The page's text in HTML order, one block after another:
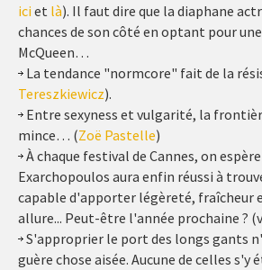
ici et là). Il faut dire que la diaphane
chances de son côté en optant pour
McQueen…
La tendance "normcore" fait de la
Tereszkiewicz).
Entre sexyness et vulgarité, la
mince… (Zoë Pastelle)
À chaque festival de Cannes, on
Exarchopoulos aura enfin réussi à
capable d'apporter légèreté, fraîcheur
allure... Peut-être l'année prochaine ?
S'approprier le port des longs gants
guère chose aisée. Aucune de celles s'y